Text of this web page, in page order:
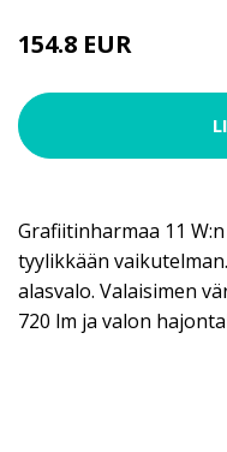
154.8 EUR
Grafiitinharmaa 11
tyylikkään
alasvalo. Valaisimen
720 lm ja valon